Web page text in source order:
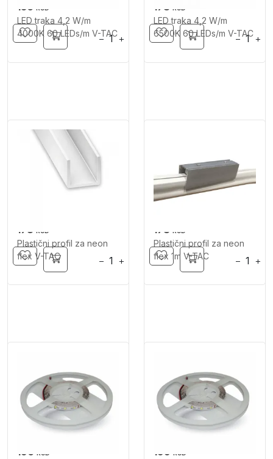
150 RSD
− +
178 RSD
− +
LED traka 4,2 W/m
4000K 60 LEDs/m V-TAC
178 RSD
− +
LED traka 4,2 W/m
6500K 60 LEDs/m V-TAC
178 RSD
− +
Plastični profil za neon
flex V-TAC
190 RSD
Plastični profil za neon
flex 1m V-TAC
199 RSD